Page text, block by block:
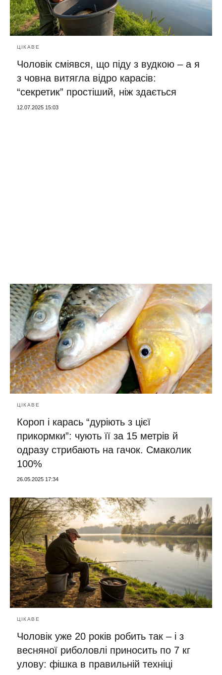
ЦІКАВЕ
Чоловік сміявся, що піду з вудкою – а я
з човна витягла відро карасів:
“секретик” простіший, ніж здається
12.07.2025 15:03
ЦІКАВЕ
Короп і карась “дуріють з цієї
прикормки”: чують її за 15 метрів й
одразу стрибають на гачок. Смаколик
100%
26.05.2025 17:34
ЦІКАВЕ
Чоловік уже 20 років робить так – і з
весняної риболовлі приносить по 7 кг
улову: фішка в правильній техніці